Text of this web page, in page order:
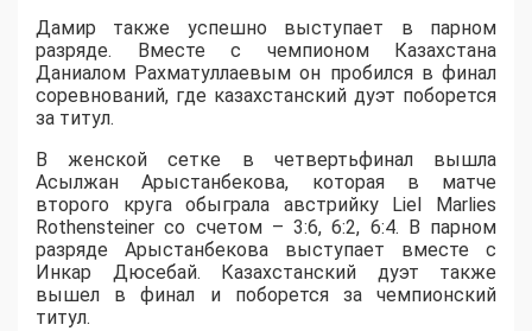
Дамир также успешно выступает в парном
разряде. Вместе с чемпионом Казахстана
Даниалом Рахматуллаевым он пробился в финал
соревнований, где казахстанский дуэт поборется
за титул.
В женской сетке в четвертьфинал вышла
Асылжан Арыстанбекова, которая в матче
второго круга обыграла австрийку Liel Marlies
Rothensteiner со счетом – 3:6, 6:2, 6:4. В парном
разряде Арыстанбекова выступает вместе с
Инкар Дюсебай. Казахстанский дуэт также
вышел в финал и поборется за чемпионский
титул.